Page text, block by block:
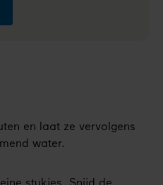
en laat ze vervolgens
water.